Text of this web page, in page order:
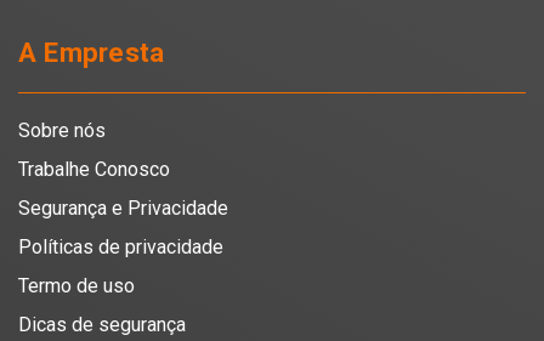
A Empresta
Sobre nós
Trabalhe Conosco
Segurança e Privacidade
Políticas de privacidade
Termo de uso
Dicas de segurança